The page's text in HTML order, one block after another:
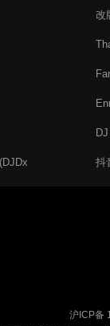
改
抖
沪ICP备